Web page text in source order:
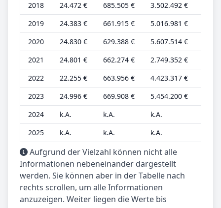
2018
24.472 € 685.505 € 3.502.492 €
2019
24.383 € 661.915 € 5.016.981 €
2020
24.830 € 629.388 € 5.607.514 €
2021
24.801 € 662.274 € 2.749.352 €
2022
22.255 € 663.956 € 4.423.317 €
2023
24.996 € 669.908 € 5.454.200 €
2024
k.A. k.A. k.A.
2025
k.A. k.A. k.A.
Aufgrund der Vielzahl können nicht alle
Informationen nebeneinander dargestellt
werden. Sie können aber in der Tabelle nach
rechts scrollen, um alle Informationen
anzuzeigen. Weiter liegen die Werte bis